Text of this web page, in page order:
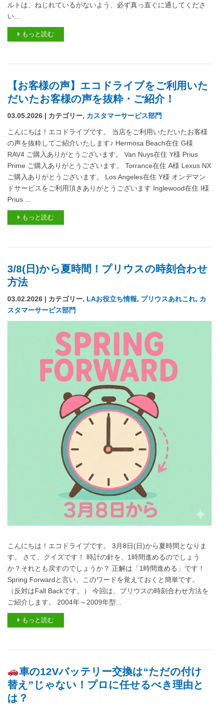
ルトは、ねじれているがないよう、必ず真っ直ぐに通してくださ
い...
もっと読む
【お客様の声】エコドライブをご利用いた
だいたお客様の声を抜粋・ご紹介！
03.05.2026 | カテゴリー, カスタマーサービス部門
こんにちは！エコドライブです。 当店をご利用いただいたお客様
の声を抜粋してご紹介いたします♪ Hermosa Beach在住 G様
RAV4 ご購入ありがとうございます。 Van Nuys在住 Y様 Prius
Prime ご購入ありがとうございます。 Torrance在住 A様 Lexus NX
ご購入ありがとうございます。 Los Angeles在住 Y様 オンデマン
ドサービスをご利用頂きありがとうございます Inglewood在住 I様
Prius ...
もっと読む
3/8(日)から夏時間！プリウスの時刻合わせ
方法
03.02.2026 | カテゴリー, LAお役立ち情報, プリウスあれこれ, カ
スタマーサービス部門
こんにちは！エコドライブです。 3月8日(日)から夏時間となりま
す。 さて、クイズです！ 時計の針を、1時間進めるのでしょう
か？それとも戻すのでしょうか？ 正解は「1時間進める」です！
Spring Forwardと言い、このワードを覚えておくと簡単です。
（反対はFall Backです。） 今回は、プリウスの時刻合わせ方法を
ご紹介します。 2004年～2009年型...
もっと読む
車の12Vバッテリー交換は“ただの付け
替え”じゃない！プロに任せるべき理由と
は？